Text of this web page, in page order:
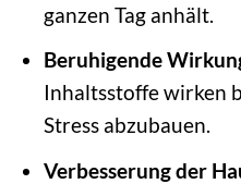
ganzen Tag anhält.
Beruhigende
Inhaltsstoffe wirken
Stress abzubauen.
Verbesserung der